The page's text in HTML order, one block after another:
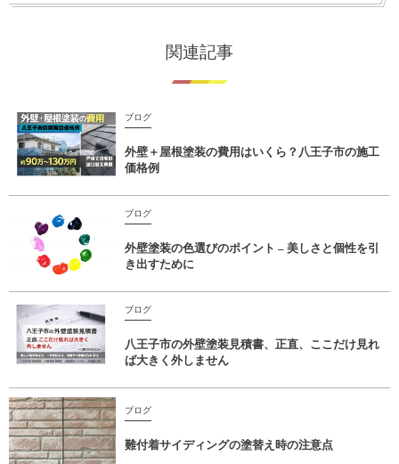
関連記事
ブログ
外壁＋屋根塗装の費用はいくら？八王子市の施工
価格例
ブログ
外壁塗装の色選びのポイント – 美しさと個性を引
き出すために
ブログ
八王子市の外壁塗装見積書、正直、ここだけ見れ
ば大きく外しません
ブログ
難付着サイディングの塗替え時の注意点